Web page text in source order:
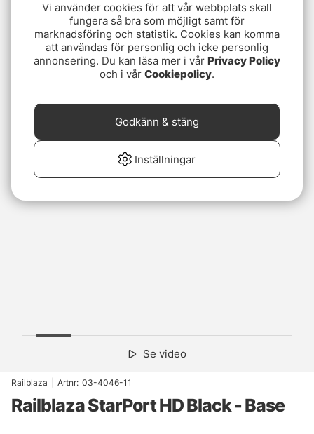
Se video
Railblaza Artnr: 03-4046-11
Railblaza StarPort HD Black - Base
Vi använder cookies för att vår webbplats skall
fungera så bra som möjligt samt för
marknadsföring och statistik. Cookies kan komma
att användas för personlig och icke personlig
annonsering. Du kan läsa mer i vår Privacy Policy
och i vår Cookiepolicy.
Inställningar
Godkänn & stäng